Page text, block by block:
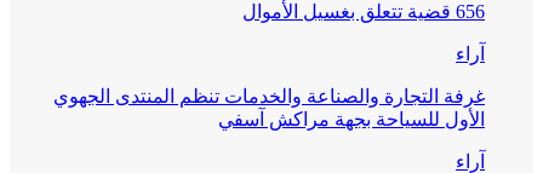
656 قضية تتعلق بغسيل الأموال
آراء
غرفة التجارة والصناعة والخدمات تنظم المنتدى الجهوي
الأول للسياحة بجهة مراكش آسفي
آراء